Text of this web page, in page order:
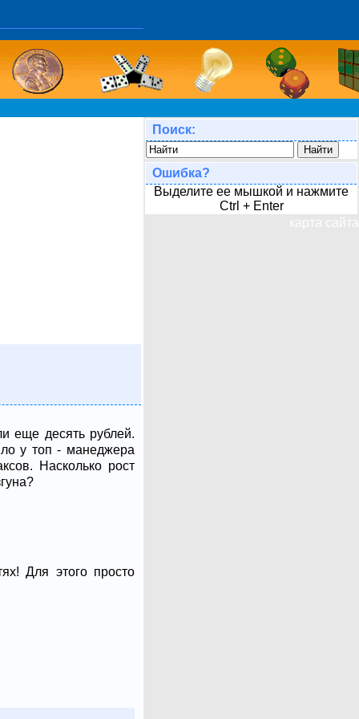
еще десять рублей.
у топ - манеджера
Насколько рост
Для этого просто
Поиск:
Ошибка?
Выделите ее мышкой и нажмите
Ctrl + Enter